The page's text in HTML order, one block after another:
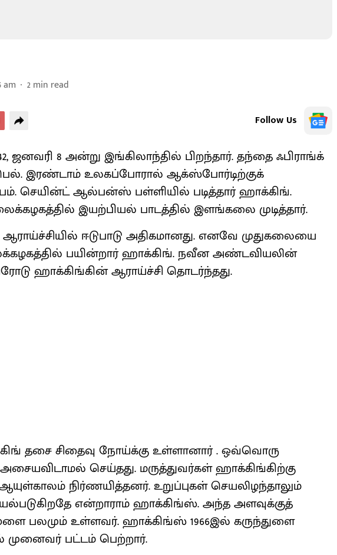
am 2min read
Follow Us
ஜனவரி 8 அன்று இங்கிலாந்தில் பிறந்தார். தந்தை ஃபிராங்க்
இரண்டாம் உலகப்போரால் ஆக்ஸ்போர்டிற்குக்
செயின்ட் ஆல்பன்ஸ் பள்ளியில் படித்தார் ஹாக்கிங்.
இயற்பியல் பாடத்தில் இளங்கலை முடித்தார்.
ஈடுபாடு அதிகமானது. எனவே முதுகலையை
பயின்றார் ஹாக்கிங். நவீன அண்டவியலின்
ஹாக்கிங்கின் ஆராய்ச்சி தொடர்ந்தது.
தசை சிதைவு நோய்க்கு உள்ளானார் . ஒவ்வொரு
அசையவிடாமல் செய்தது. மருத்துவர்கள் ஹாக்கிங்கிற்கு
நிர்ணயித்தனர். உறுப்புகள் செயலிழந்தாலும்
என்றாராம் ஹாக்கிங்ஸ். அந்த அளவுக்குத்
பலமும் உள்ளவர். ஹாக்கிங்ஸ் 1966இல் கருந்துளை
முனைவர் பட்டம் பெற்றார்.